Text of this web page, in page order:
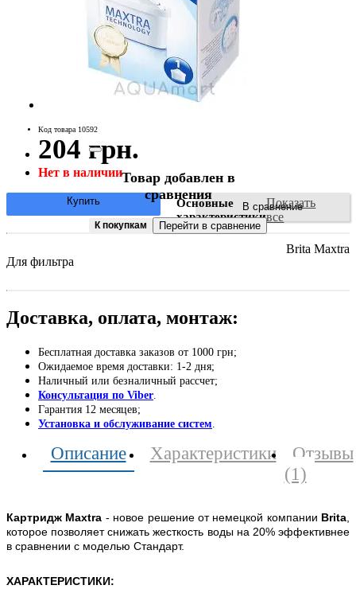
Код товара 10592
204 грн.
Нет в наличии
В сравнение
Купить
Основные
характеристики
Показать
все
Для фильтра
Brita Maxtra
Доставка, оплата, монтаж:
Бесплатная доставка заказов от 1000 грн;
Ожидаемое время доставки: 1-2 дня;
Наличный или безналичный рассчет;
Консультация по Viber
Гарантия 12 месяцев;
Установка и обслуживание систем
Описание Характеристики
Отзывы
(1)
Картридж Maxtra - новое решение от немецкой компании Brita
которое позволяет снижать жесткость воды на 20% эффективнее
в сравнении с моделью Стандарт.
ХАРАКТЕРИСТИКИ:
Товар добавлен в
сравнения
К покупкам Перейти в сравнение